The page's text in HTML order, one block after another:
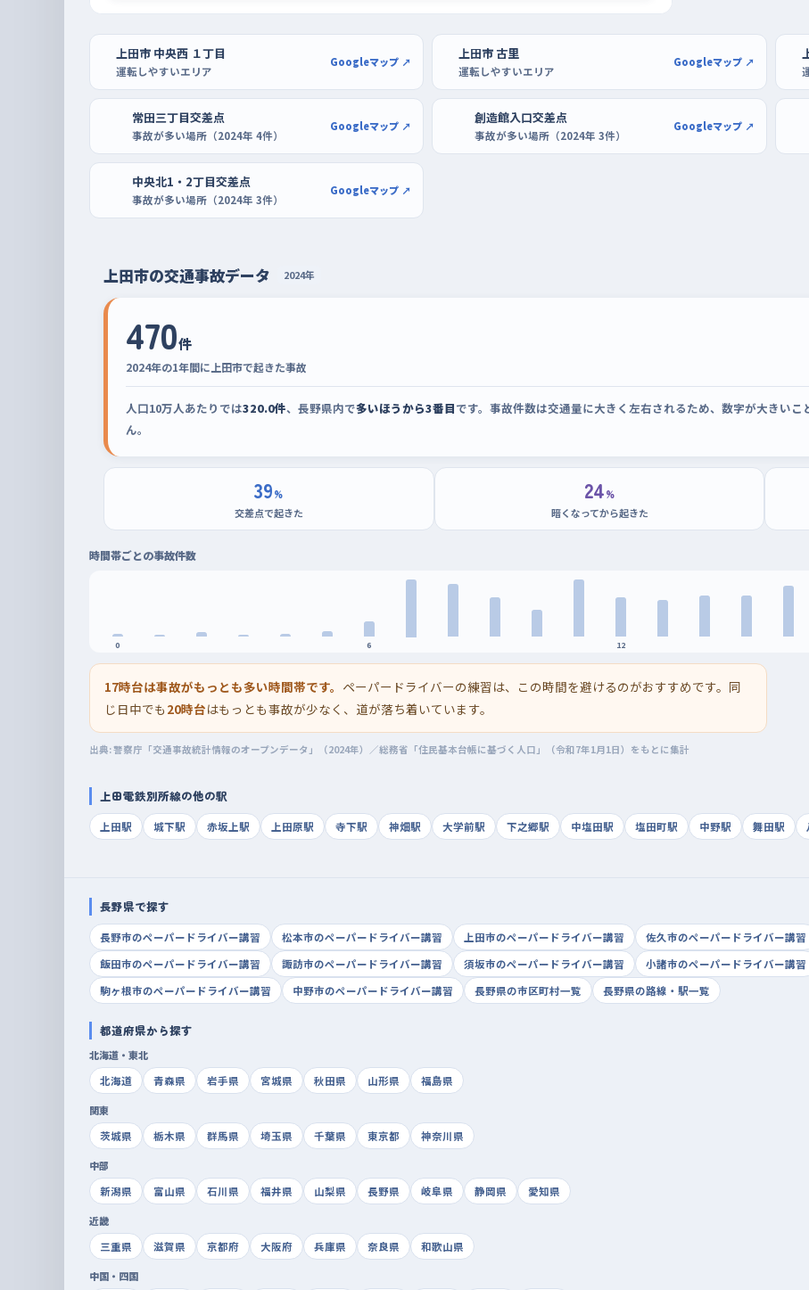
時間。練習は昼前後の落ち着いた時間帯に切り上げるのが安心で、どうしても夕方以降になるな
ら、車の少なくなる夜のほうがかえって気が楽なこともある。曜日でいえば週の後半、とくに金曜
は街全体が動くので、日曜の午前あたりを狙うとゆったり走れる。駐車の練習には、アリオ上田や
カインズ上田店のように区画が広くて通路にゆとりのある場所を。空いている端のほうを選んで、
切り返しとバックを何度も繰り返せば、白線との距離感が体に戻ってくる。
上田市 中央西 １丁目
運転しやすいエリア
Googleマップ ↗ 上田市 古里
運転しやすいエリア
Googleマップ ↗
常田三丁目交差点
事故が多い場所（2024年 4件）
Googleマップ ↗ 創造館入口交差点
事故が多い場所（2024年 3件）
Googleマップ ↗
中央北1・2丁目交差点
事故が多い場所（2024年 3件）
Googleマップ ↗
上田市の交通事故データ 2024年
470件
2024年の1年間に上田市で起きた事故
人口10万人あたりでは320.0件、長野県内で多いほうから3番目です。事故件数は交通量に大きく左右されるため、数字が大きい
ん。
39%
交差点で起きた
24%
暗くなってから起きた
時間帯ごとの事故件数
0 6 12
17時台は事故がもっとも多い時間帯です。 ペーパードライバーの練習は、この時間を避けるのがおすすめです。同
じ日中でも 20時台はもっとも事故が少なく、道が落ち着いています。
出典: 警察庁「交通事故統計情報のオープンデータ」（2024年）／総務省「住民基本台帳に基づく人口」（令和7年1月1日）をもとに集計
上田電鉄別所線の他の駅
上田駅 城下駅 赤坂上駅 上田原駅 寺下駅 神畑駅 大学前駅 下之郷駅 中塩田駅 塩田町駅 中野駅 舞田駅
長野県で探す
長野市のペーパードライバー講習 松本市のペーパードライバー講習 上田市のペーパードライバー講習 佐久市のペーパードライバー講習
飯田市のペーパードライバー講習
諏訪市のペーパードライバー講習 須坂市のペーパードライバー講習 小諸市のペーパードライバー講習
駒ヶ根市のペーパードライバー講習
中野市のペーパードライバー講習 長野県の市区町村一覧 長野県の路線・駅一覧
都道府県から探す
北海道・東北
北海道
青森県 岩手県 宮城県 秋田県 山形県 福島県
関東
茨城県
栃木県 群馬県 埼玉県 千葉県 東京都 神奈川県
中部
新潟県
富山県 石川県 福井県 山梨県 長野県 岐阜県 静岡県 愛知県
近畿
三重県
滋賀県 京都府 大阪府 兵庫県 奈良県 和歌山県
中国・四国